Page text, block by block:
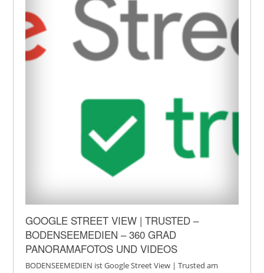
GOOGLE STREET VIEW | TRUSTED –
BODENSEEMEDIEN – 360 GRAD
PANORAMAFOTOS UND VIDEOS
BODENSEEMEDIEN ist Google Street View | Trusted am